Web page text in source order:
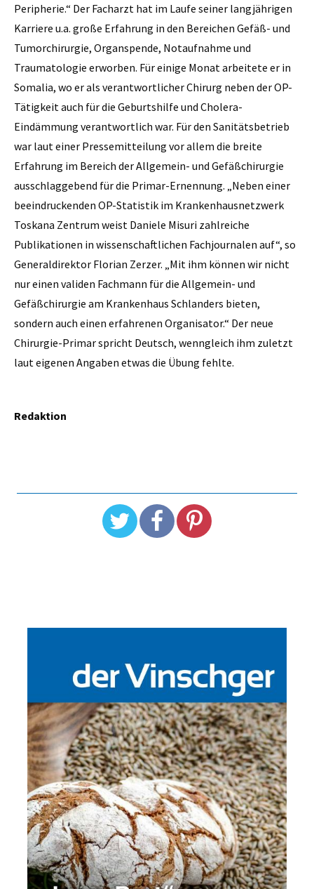
Peripherie.“ Der Facharzt hat im Laufe seiner langjährigen
Karriere u.a. große Erfahrung in den Bereichen Gefäß- und
Tumorchirurgie, Organspende, Notaufnahme und
Traumatologie erworben. Für einige Monat arbeitete er in
Somalia, wo er als verantwortlicher Chirurg neben der OP-
Tätigkeit auch für die Geburtshilfe und Cholera-
Eindämmung verantwortlich war. Für den Sanitätsbetrieb
war laut einer Pressemitteilung vor allem die breite
Erfahrung im Bereich der Allgemein- und Gefäßchirurgie
ausschlaggebend für die Primar-Ernennung. „Neben einer
beeindruckenden OP-Statistik im Krankenhausnetzwerk
Toskana Zentrum weist Daniele Misuri zahlreiche
Publikationen in wissenschaftlichen Fachjournalen auf“, so
Generaldirektor Florian Zerzer. „Mit ihm können wir nicht
nur einen validen Fachmann für die Allgemein- und
Gefäßchirurgie am Krankenhaus Schlanders bieten,
sondern auch einen erfahrenen Organisator.“ Der neue
Chirurgie-Primar spricht Deutsch, wenngleich ihm zuletzt
laut eigenen Angaben etwas die Übung fehlte.
Redaktion